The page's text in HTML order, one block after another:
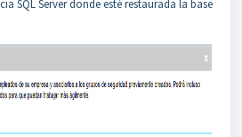
SQL Server donde esté restaurada la base